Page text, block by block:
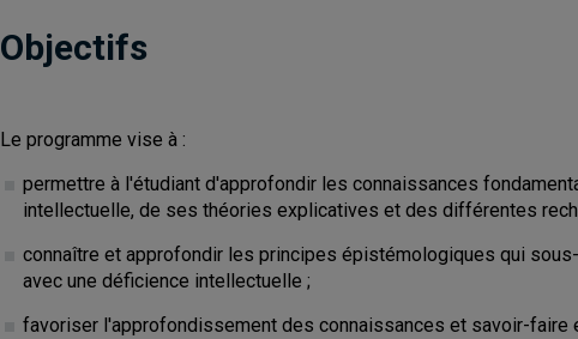
Objectifs
Le programme vise à :
permettre à l'étudiant d'approfondir les connaissances
intellectuelle, de ses théories explicatives et des différentes
connaître et approfondir les principes épistémologiques qui
avec une déficience intellectuelle ;
favoriser l'approfondissement des connaissances et savoir-faire